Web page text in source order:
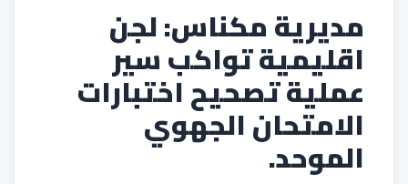
مديرية مكناس: لجن
اقليمية تواكب سير
عملية تصحيح اختبارات
الامتحان الجهوي
الموحد.